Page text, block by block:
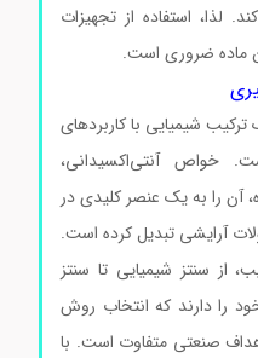
استفاده از تجهیزات
ضروری است.
شیمیایی با کاربردهای
آنتی‌اکسیدانی،
را به یک عنصر کلیدی در
آرایشی تبدیل کرده است.
سنتز شیمیایی تا سنتز
را دارند که انتخاب روش
صنعتی متفاوت است. با